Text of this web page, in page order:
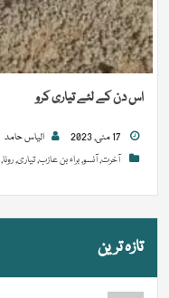
اس دن كے لئے تیاری كرو
الیاس حامد
آخرت,آنسو,براء بن عازب‌,تیاری,رونا,
تازہ ترین